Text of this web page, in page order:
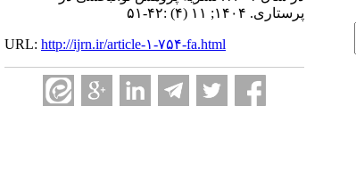
پرستاری. ۱۴۰۴; ۱۱ (۴) :۴۲-۵۱
URL: http://ijrn.ir/article-۱-۷۵۴-fa.html